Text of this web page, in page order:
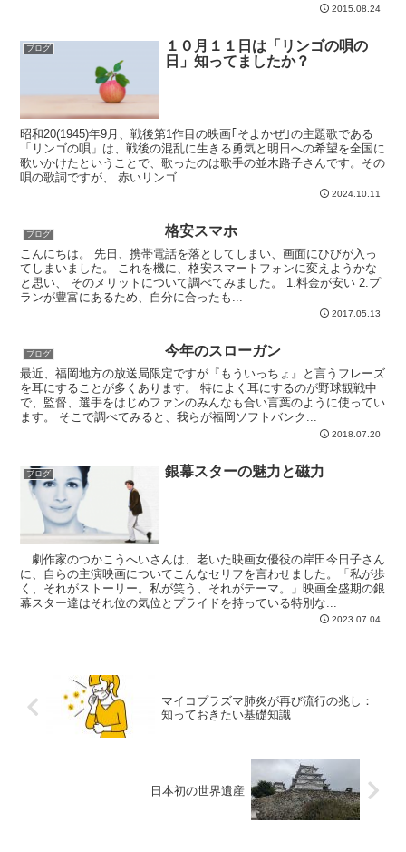
2015.08.24
ブログ
１０月１１日は「リンゴの唄の
日」知ってましたか？
昭和20(1945)年9月、戦後第1作目の映画｢そよかぜ｣の主題歌である
「リンゴの唄」は、戦後の混乱に生きる勇気と明日への希望を全国に
歌いかけたということで、歌ったのは歌手の並木路子さんです。その
唄の歌詞ですが、 赤いリンゴ...
2024.10.11
ブログ 格安スマホ
こんにちは。 先日、携帯電話を落としてしまい、画面にひびが入っ
てしまいました。 これを機に、格安スマートフォンに変えようかな
と思い、 そのメリットについて調べてみました。 1.料金が安い 2.プ
ランが豊富にあるため、自分に合ったも...
2017.05.13
ブログ 今年のスローガン
最近、福岡地方の放送局限定ですが『もういっちょ』と言うフレーズ
を耳にすることが多くあります。 特によく耳にするのが野球観戦中
で、監督、選手をはじめファンのみんなも合い言葉のように使ってい
ます。 そこで調べてみると、我らが福岡ソフトバンク...
2018.07.20
ブログ 銀幕スターの魅力と磁力
劇作家のつかこうへいさんは、老いた映画女優役の岸田今日子さん
に、自らの主演映画についてこんなセリフを言わせました。「私が歩
く、それがストーリー。私が笑う、それがテーマ。」映画全盛期の銀
幕スター達はそれ位の気位とプライドを持っている特別な...
2023.07.04
マイコプラズマ肺炎が再び流行の兆し：
知っておきたい基礎知識
日本初の世界遺産